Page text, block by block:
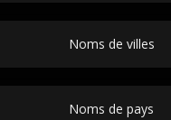
Noms de villes
Noms de pays